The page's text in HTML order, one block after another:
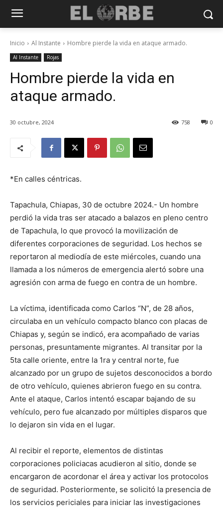
Inicio Al Instante Hombre pierde la vida en ataque armado.
Al Instante Rojas
Hombre pierde la vida en
ataque armado.
30 octubre, 2024 0
758
*En calles céntricas.
Tapachula, Chiapas, 30 de octubre 2024.- Un hombre
perdió la vida tras ser atacado a balazos en pleno centro
de Tapachula, lo que provocó la movilización de
diferentes corporaciones de seguridad. Los hechos se
reportaron al mediodía de este miércoles, cuando una
llamada a los números de emergencia alertó sobre una
agresión con arma de fuego en contra de un hombre.
La víctima, identificada como Carlos “N”, de 28 años,
circulaba en un vehículo compacto blanco con placas de
Chiapas y, según se indicó, era acompañado de varias
personas, presuntamente migrantes. Al transitar por la
5ta calle oriente, entre la 1ra y central norte, fue
alcanzado por un grupo de sujetos desconocidos a bordo
de otro vehículo, quienes abrieron fuego en su contra.
Ante el ataque, Carlos intentó escapar bajando de su
vehículo, pero fue alcanzado por múltiples disparos que
lo dejaron sin vida en el lugar.
Al recibir el reporte, elementos de distintas
corporaciones policiacas acudieron al sitio, donde se
encargaron de acordonar el área y activar los protocolos
de seguridad. Posteriormente, se solicitó la presencia de
los servicios periciales para iniciar las investigaciones